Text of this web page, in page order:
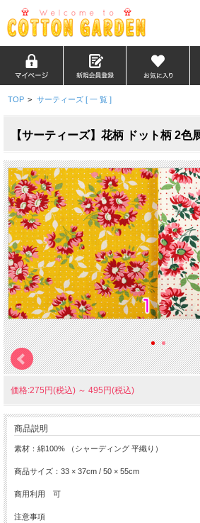
TOP > サーティーズ [ 一 覧 ]
【サーティーズ】花柄 ドット柄 2色
価格:275円(税込) ～ 495円(税込)
商品説明
素材：綿100% （シャーディング 平織り）
商品サイズ：33 × 37cm / 50 × 55cm
商用利用 可
注意事項